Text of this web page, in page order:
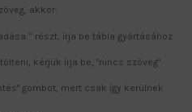
akkor:
részt, írja be tábla gyártásához
kérjük írja be, "nincs szöveg"
gombot, mert csak így kerülnek